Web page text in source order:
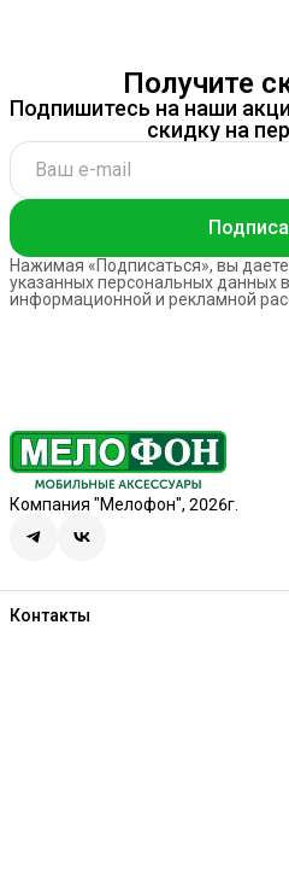
Получите
Подпишитесь на наши
скидку на
Нажимая «Подписаться», вы
указанных персональных данных
информационной и рекламной
Компания "Мелофон", 2026г.
Контакты